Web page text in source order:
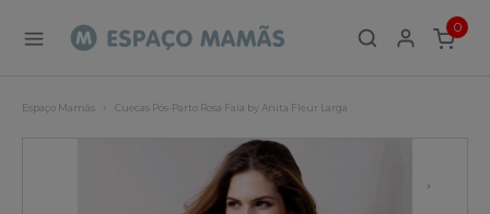
0
ITEMS
Espaço Mamãs Cuecas Pós-Parto Rosa Faia by Anita Fleur Larga